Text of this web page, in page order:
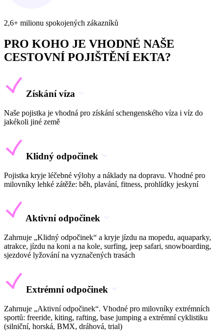
2,6+ milionu spokojených zákazníků
PRO KOHO JE VHODNÉ NAŠE
CESTOVNÍ POJIŠTĚNÍ EKTA?
Získání víza
Naše pojistka je vhodná pro získání schengenského víza i víz do
jakékoli jiné země
Klidný odpočinek
Pojistka kryje léčebné výlohy a náklady na dopravu. Vhodné pro
milovníky lehké zátěže: běh, plavání, fitness, prohlídky jeskyní
Aktivní odpočinek
Zahrnuje „Klidný odpočinek“ a kryje jízdu na mopedu, aquaparky,
atrakce, jízdu na koni a na kole, surfing, jeep safari, snowboarding,
sjezdové lyžování na vyznačených trasách
Extrémní odpočinek
Zahrnuje „Aktivní odpočinek“. Vhodné pro milovníky extrémních
sportů: freeride, kiting, rafting, base jumping a extrémní cyklistiku
(silniční, horská, BMX, dráhová, trial)